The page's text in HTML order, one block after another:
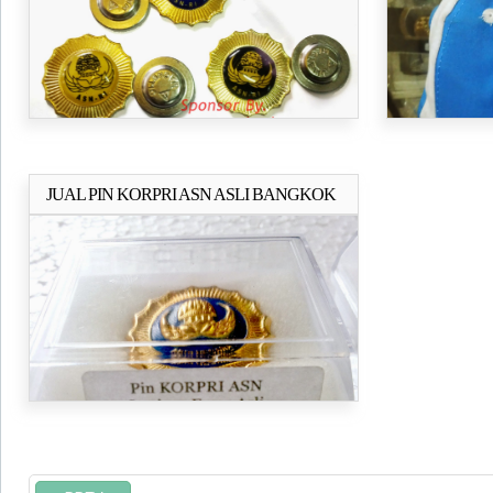
JUAL PIN KORPRI ASN ASLI BANGKOK
MAGNET
Selengkapnya..